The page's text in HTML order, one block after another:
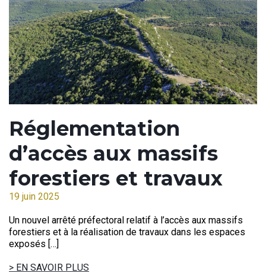
Réglementation
d’accès aux massifs
forestiers et travaux
19 juin 2025
Un nouvel arrêté préfectoral relatif à l’accès aux massifs
forestiers et à la réalisation de travaux dans les espaces
exposés […]
> EN SAVOIR PLUS